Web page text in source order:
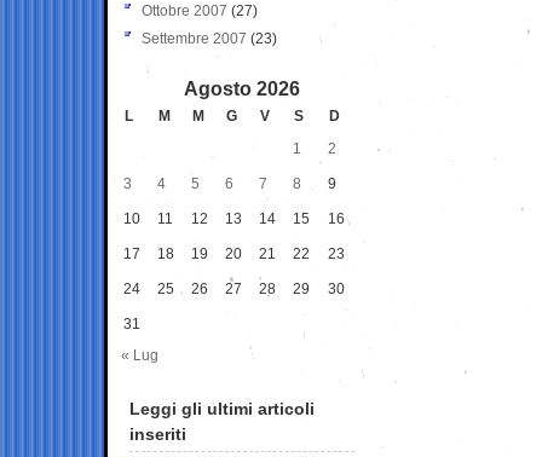
Ottobre 2007 (27)
Settembre 2007 (23)
Agosto 2026
L M M G V S
D
1
2
3 4 5 6 7 8 9
10 11 12 13 14 15 16
17 18 19 20 21 22 23
24 25 26 27 28 29 30
31
« Lug
Leggi gli ultimi articoli
inseriti